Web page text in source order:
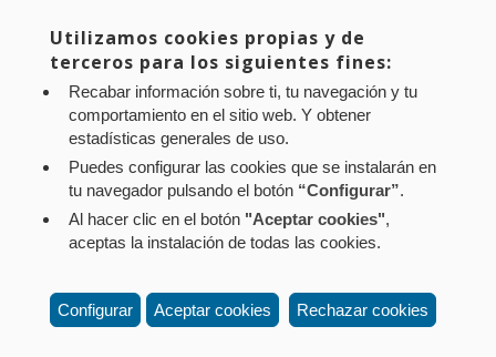
https://nafarbide.es/
nafarbide@nafarbide.es
Política de privacidad
Política de cookies
Contacto: Paseo de Sarasate nº 38, 2º Dcha - 31001
Pamplona (Navarra) Tel.: 848 42 08 72
Utilizamos cookies propias y de
terceros para los siguientes fines:
Recabar información sobre ti, tu navegación y tu
comportamiento en el sitio web. Y obtener
estadísticas generales de uso.
Puedes configurar las cookies que se instalarán en
tu navegador pulsando el botón “Configurar”.
Al hacer clic en el botón "Aceptar cookies",
aceptas la instalación de todas las cookies.
Configurar Aceptar cookies Rechazar cookies